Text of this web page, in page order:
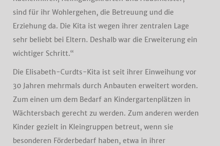
sind für ihr Wohlergehen, die Betreuung und die
Erziehung da. Die Kita ist wegen ihrer zentralen Lage
sehr beliebt bei Eltern. Deshalb war die Erweiterung ein
wichtiger Schritt.“
Die Elisabeth-Curdts-Kita ist seit ihrer Einweihung vor
30 Jahren mehrmals durch Anbauten erweitert worden.
Zum einen um dem Bedarf an Kindergartenplätzen in
Wächtersbach gerecht zu werden. Zum anderen werden
Kinder gezielt in Kleingruppen betreut, wenn sie
besonderen Förderbedarf haben, etwa in ihrer